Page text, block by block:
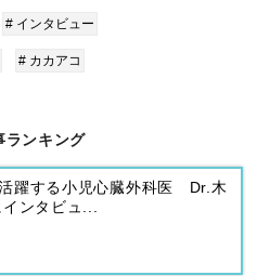
# インタビュー
# カカアコ
ランキング
躍する小児心臓外科医 Dr.木
ンタビュ...